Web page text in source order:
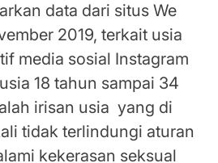
data dari situs We
2019, terkait usia
media sosial Instagram
18 tahun sampai 34
irisan usia yang di
tidak terlindungi aturan
kekerasan seksual